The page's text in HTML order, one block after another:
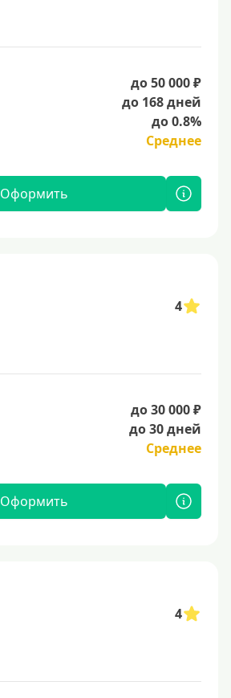
до 50 000 ₽
до 168 дней
до 0.8%
Среднее
Оформить
4
до 30 000 ₽
до 30 дней
Среднее
Оформить
4